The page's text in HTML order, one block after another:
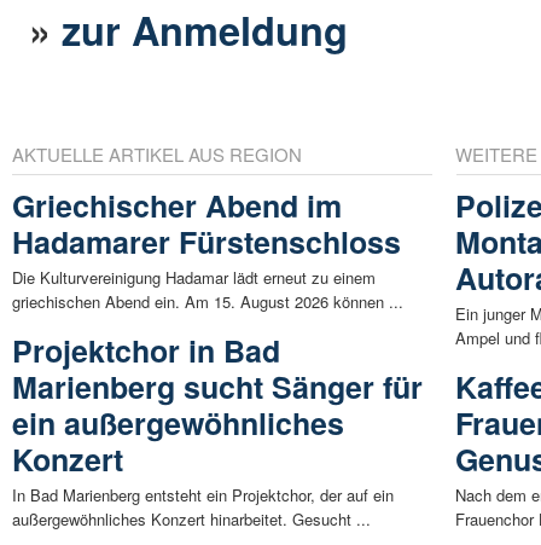
»zur Anmeldung
AKTUELLE ARTIKEL AUS REGION
Griechischer Abend im
Hadamarer Fürstenschloss
Die Kulturvereinigung Hadamar lädt erneut zu einem
griechischen Abend ein. Am 15. August 2026 können ...
Projektchor in Bad
Marienberg sucht Sänger für
ein außergewöhnliches
Konzert
In Bad Marienberg entsteht ein Projektchor, der auf ein
außergewöhnliches Konzert hinarbeitet. Gesucht ...
Ein junger
Ampel und
Nach dem